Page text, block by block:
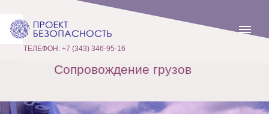
ТЕЛЕФОН: +7 (343) 346-95-16
Сопровождение грузов